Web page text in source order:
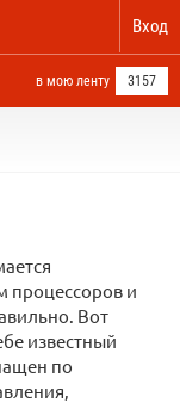
Вход
в мою ленту 3157
процессоров и
Вот
известный
по